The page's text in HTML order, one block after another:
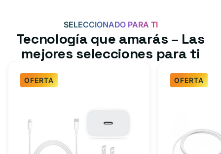
SELECCIONADO PARA TI
Tecnología que amarás – Las
mejores selecciones para ti
OFERTA
para
OFERTA
rápido
USB-